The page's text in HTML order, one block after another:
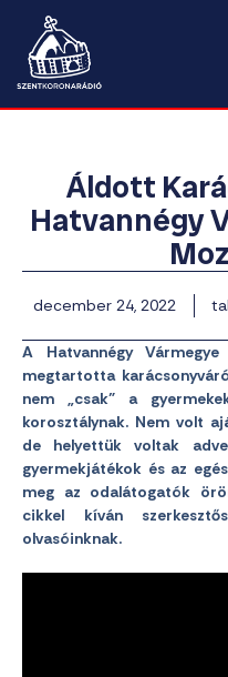
Áldott
Hatvannégy
december 24, 2022
A Hatvannégy
megtartotta
nem „csak” a
korosztálynak. Nem volt
de helyettük voltak
gyermekjátékok és az
meg az odalátogatók
cikkel kíván
olvasóinknak.